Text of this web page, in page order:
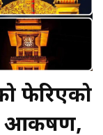
फेरिएको
आकर्षण,